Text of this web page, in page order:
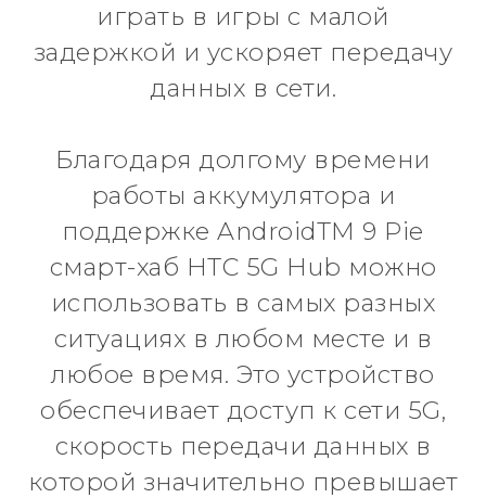
играть в игры с малой
задержкой и ускоряет передачу
данных в сети.
Благодаря долгому времени
работы аккумулятора и
поддержке AndroidTM 9 Pie
смарт-хаб HTC 5G Hub можно
использовать в самых разных
ситуациях в любом месте и в
любое время. Это устройство
обеспечивает доступ к сети 5G,
скорость передачи данных в
которой значительно превышает